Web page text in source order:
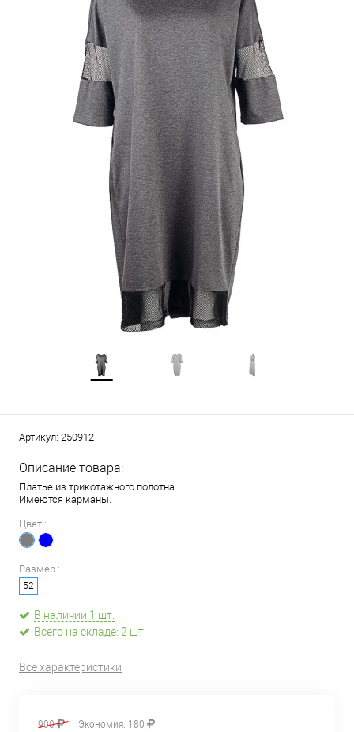
Артикул: 250912
Описание товара:
Платье из трикотажного полотна.
Имеются карманы.
Цвет :
Размер :
52
В наличии 1 шт.
Всего на складе: 2 шт.
Все характеристики
900 Экономия: 180